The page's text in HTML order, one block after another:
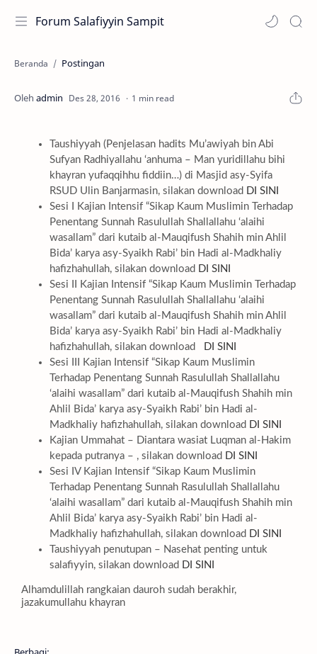
Forum Salafiyyin Sampit
Beranda Postingan
1 min read
Taushiyyah (Penjelasan hadits Mu’awiyah bin Abi
Sufyan Radhiyallahu ‘anhuma – Man yuridillahu bihi
khayran yufaqqihhu fiddiin…) di Masjid asy-Syifa
RSUD Ulin Banjarmasin, silakan download DI SINI
Sesi I Kajian Intensif “Sikap Kaum Muslimin Terhadap
Penentang Sunnah Rasulullah Shallallahu ‘alaihi
wasallam” dari kutaib al-Mauqifush Shahih min Ahlil
Bida’ karya asy-Syaikh Rabi’ bin Hadi al-Madkhaliy
hafizhahullah, silakan download DI SINI
Sesi II Kajian Intensif “Sikap Kaum Muslimin Terhadap
Penentang Sunnah Rasulullah Shallallahu ‘alaihi
wasallam” dari kutaib al-Mauqifush Shahih min Ahlil
Bida’ karya asy-Syaikh Rabi’ bin Hadi al-Madkhaliy
hafizhahullah, silakan download
DI SINI
Sesi III Kajian Intensif “Sikap Kaum Muslimin
Terhadap Penentang Sunnah Rasulullah Shallallahu
‘alaihi wasallam” dari kutaib al-Mauqifush Shahih min
Ahlil Bida’ karya asy-Syaikh Rabi’ bin Hadi al-
Madkhaliy hafizhahullah, silakan download DI SINI
Kajian Ummahat – Diantara wasiat Luqman al-Hakim
kepada putranya – , silakan download DI SINI
Sesi IV Kajian Intensif “Sikap Kaum Muslimin
Terhadap Penentang Sunnah Rasulullah Shallallahu
‘alaihi wasallam” dari kutaib al-Mauqifush Shahih min
Ahlil Bida’ karya asy-Syaikh Rabi’ bin Hadi al-
Madkhaliy hafizhahullah, silakan download DI SINI
Taushiyyah penutupan – Nasehat penting untuk
salafiyyin, silakan download DI SINI
Alhamdulillah rangkaian dauroh sudah berakhir,
jazakumullahu khayran